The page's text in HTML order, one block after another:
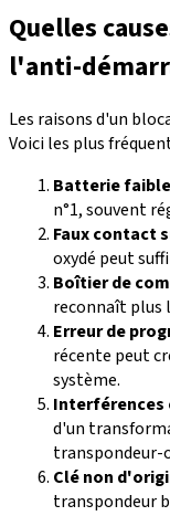
Quelles
l'anti-
Les raisons d'un
Voici les plus
Batterie
n°1, souvent
Faux contact
oxydé peut
Boîtier de
reconnaît plus
Erreur de
récente peut
système.
Interférences
d'un
transpondeur-
Clé non
transpondeur